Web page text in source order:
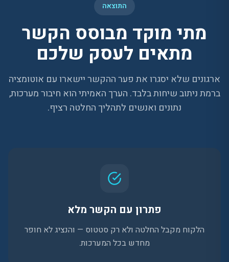
התוצאה
מתי מוקד מבוסס הקשר
מתאים לעסק שלכם
ארגונים שלא יסגרו את פער ההקשר יישארו עם אוטומציה
ברמת ניתוב שיחות בלבד. הערך האמיתי הוא חיבור מערכות,
נתונים ואנשים לתהליך החלטה רציף.
פתרון עם הקשר מלא
הלקוח מקבל החלטה ולא רק סטטוס — והנציג לא חופר
מחדש בכל המערכות.